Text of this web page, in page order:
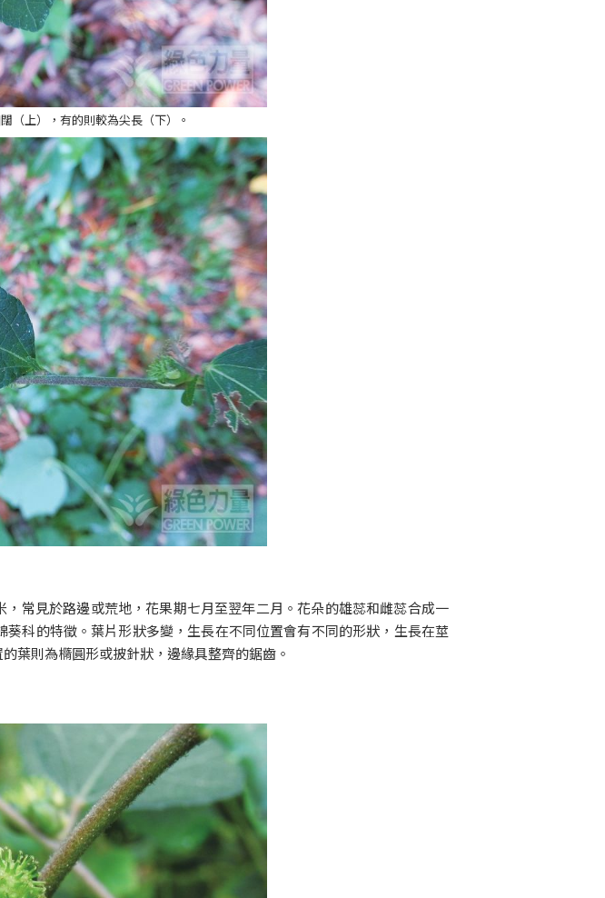
（上），有的則較為尖長（下）。
常見於路邊或荒地，花果期七月至翌年二月。花朵的雄蕊和雌蕊合成一
科的特徵。葉片形狀多變，生長在不同位置會有不同的形狀，生長在莖
葉則為橢圓形或披針狀，邊緣具整齊的鋸齒。